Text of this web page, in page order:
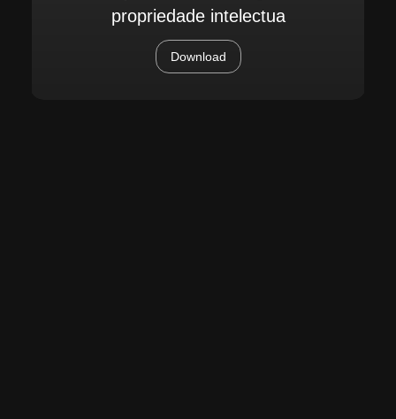
propriedade intelectua
Download